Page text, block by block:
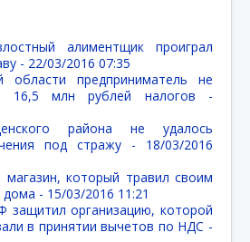
алиментщик проиграл
- 22/03/2016 07:35
области предприниматель не
16,5 млн рублей налогов -
района не удалось
под стражу - 18/03/2016
который травил своим
дома - 15/03/2016 11:21
защитил организацию, которой
в принятии вычетов по НДС -